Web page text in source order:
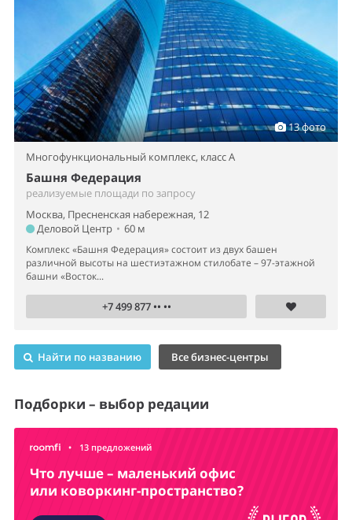
13 фото
Многофункциональный комплекс, класс A
Башня Федерация
реализуемые площади по запросу
Москва, Пресненская набережная, 12
Деловой Центр • 60 м
Комплекс «Башня Федерация» состоит из двух башен
различной высоты на шестиэтажном стилобате – 97-этажной
башни «Восток...
+7 499 877 •• ••
Найти по названию Все бизнес-центры
Подборки – выбор редации
• 13 предложений
Что лучше – маленький офис
или коворкинг-пространство?